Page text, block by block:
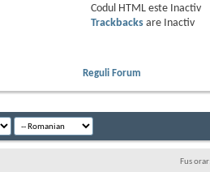
Codul HTML este
Inactiv
Trackbacksare
Inactiv
Reguli Forum
Fus